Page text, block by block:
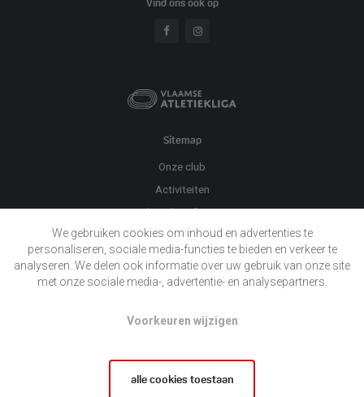
We gebruiken cookies om inhoud en advertenties te
personaliseren, sociale media-functies te bieden en verkeer te
analyseren. We delen ook informatie over uw gebruik van onze site
met onze sociale media-, advertentie- en analysepartners.
Voorkeuren wijzigen
alle cookies toestaan
Vind ons ook op
Sitemap
Onze club
Activiteiten
Praktische informatie
Evenementen
Nieuws
Contact